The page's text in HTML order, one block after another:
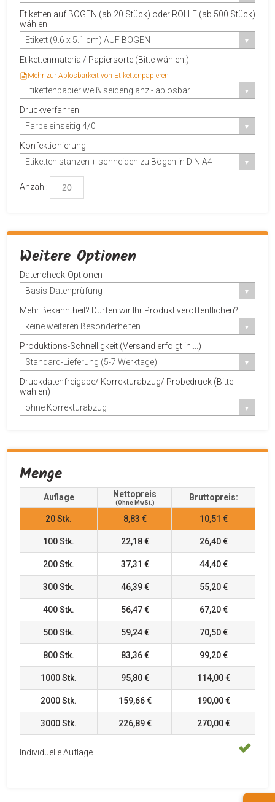
Etiketten auf BOGEN (ab 20 Stück) oder ROLLE (ab 500 Stück)
wählen
Etikett (9.6 x 5.1 cm) AUF BOGEN
Etikettenmaterial/ Papiersorte (Bitte wählen!)
Mehr zur Ablösbarkeit von Etikettenpapieren
Etikettenpapier weiß seidenglanz - ablösbar
Druckverfahren
Farbe einseitig 4/0
Konfektionierung
Etiketten stanzen + schneiden zu Bögen in DIN A4
Anzahl:
Weitere Optionen
Datencheck-Optionen
Basis-Datenprüfung
Mehr Bekanntheit? Dürfen wir Ihr Produkt veröffentlichen?
keine weiteren Besonderheiten
Produktions-Schnelligkeit (Versand erfolgt in....)
Standard-Lieferung (5-7 Werktage)
Druckdatenfreigabe/ Korrekturabzug/ Probedruck (Bitte
wählen)
ohne Korrekturabzug
Menge
Auflage Nettopreis
(ohne MwSt.)
Bruttopreis:
20Stk. 8,83 € 10,51 €
100Stk. 22,18 € 26,40 €
200Stk. 37,31 € 44,40 €
300Stk. 46,39 € 55,20 €
400Stk. 56,47 € 67,20 €
500Stk. 59,24 € 70,50 €
800Stk. 83,36 € 99,20 €
1000Stk. 95,80 € 114,00 €
2000Stk. 159,66 € 190,00 €
3000Stk. 226,89 € 270,00 €
Individuelle Auflage